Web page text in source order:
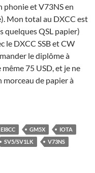
phonie et V73NS en
Mon total au DXCC est
quelques QSL papier)
le DXCC SSB et CW
le diplôme à
75 USD, et je ne
morceau de papier à
EI8CC GM5X
IOTA
SV5/SV1LK
V73NS